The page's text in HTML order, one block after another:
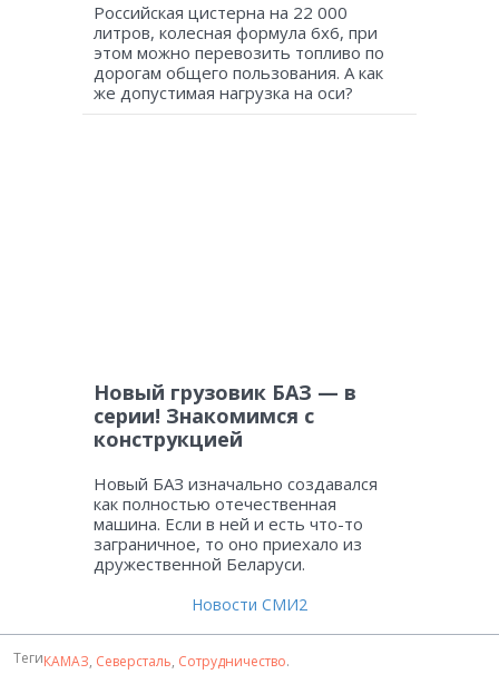
Российская цистерна на 22 000
литров, колесная формула 6х6, при
этом можно перевозить топливо по
дорогам общего пользования. А как
же допустимая нагрузка на оси?
Новый грузовик БАЗ — в
серии! Знакомимся с
конструкцией
Новый БАЗ изначально создавался
как полностью отечественная
машина. Если в ней и есть что-то
заграничное, то оно приехало из
дружественной Беларуси.
Новости СМИ2
ТегиКАМАЗ, Северсталь, Сотрудничество.